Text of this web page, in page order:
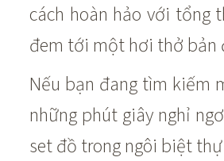
cách hoàn hảo với tổng
đem tới một hơi thở bản
Nếu bạn đang tìm kiếm
những phút giây nghỉ
set đồ trong ngôi biệt